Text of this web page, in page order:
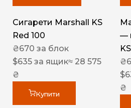
Сигарети Marshall KS
Red 100
₴670 за блок
$635 за ящик≈ 28 575
₴
Купити
—
₴
$
₴